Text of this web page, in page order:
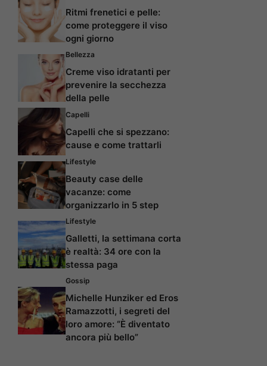
Ritmi frenetici e pelle:
come proteggere il viso
ogni giorno
Bellezza
Creme viso idratanti per
prevenire la secchezza
della pelle
Capelli
Capelli che si spezzano:
cause e come trattarli
Lifestyle
Beauty case delle
vacanze: come
organizzarlo in 5 step
Lifestyle
Galletti, la settimana corta
è realtà: 34 ore con la
stessa paga
Gossip
Michelle Hunziker ed Eros
Ramazzotti, i segreti del
loro amore: “È diventato
ancora più bello”